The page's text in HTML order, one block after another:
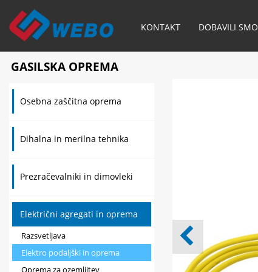
KONTAKT DOBAVILI SMO
GASILSKA OPREMA
Osebna zaščitna oprema
Dihalna in merilna tehnika
Prezračevalniki in dimovleki
Električni agregati in oprema
Razsvetljava
Elektro podaljški in oprema
Oprema za ozemljitev